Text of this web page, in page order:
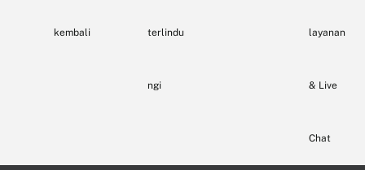
kembali terlindu
ngi
layanan
& Live
Chat